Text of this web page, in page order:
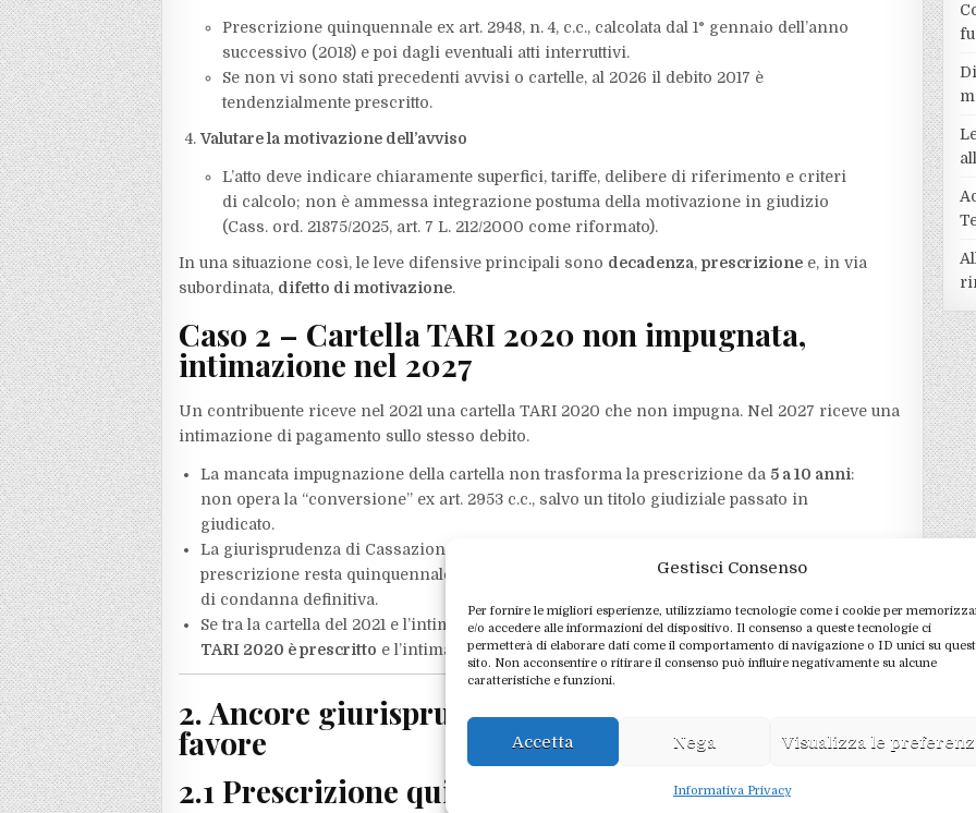
Gestisci Consenso
Per fornire le migliori esperienze, utilizziamo tecnologie come i cookie per
e/o accedere alle informazioni del dispositivo. Il consenso a queste tecnologie ci
permetterà di elaborare dati come il comportamento di navigazione o ID unici su
sito. Non acconsentire o ritirare il consenso può influire negativamente su alcune
caratteristiche e funzioni.
Accetta Nega Visualizza le
Informativa Privacy
Prescrizione quinquennale ex art. 2948, n. 4, c.c., calcolata dal 1° gennaio dell’anno
successivo (2018) e poi dagli eventuali atti interruttivi.​
Se non vi sono stati precedenti avvisi o cartelle, al 2026 il debito 2017 è
tendenzialmente prescritto.​
Valutare la motivazione dell’avviso
L’atto deve indicare chiaramente superfici, tariffe, delibere di riferimento e criteri
di calcolo; non è ammessa integrazione postuma della motivazione in giudizio
(Cass. ord. 21875/2025, art. 7 L. 212/2000 come riformato).​
In una situazione così, le leve difensive principali sono decadenza,prescrizione e, in via
subordinata, difetto di motivazione.
Caso 2 – Cartella TARI 2020 non impugnata,
intimazione nel 2027
Un contribuente riceve nel 2021 una cartella TARI 2020 che non impugna. Nel 2027 riceve una
intimazione di pagamento sullo stesso debito.
La mancata impugnazione della cartella non trasforma la prescrizione da 5 a 10 anni:
non opera la “conversione” ex art. 2953 c.c., salvo un titolo giudiziale passato in
giudicato.​
La giurisprudenza di Cassazione è costante nel ritenere che, per i tributi locali, la
prescrizione resta quinquennale anche dopo la cartella, se non interviene una sentenza
di condanna definitiva.​
Se tra la cartella del 2021 e l’intimazione del 2027 non risultano atti interruttivi, ildebito
TARI 2020 è prescritto e l’intimazione è contestabile.​
2. Ancore giurisprudenziali “furbe” da usare a tuo
favore
2.1 Prescrizione quinquennale confermata